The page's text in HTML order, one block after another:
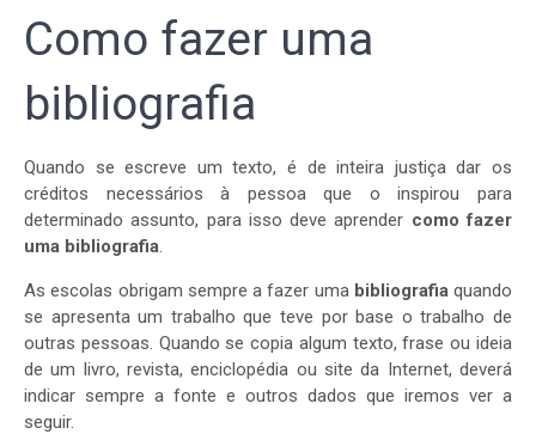
Como fazer uma
bibliografia
Quando se escreve um texto, é de inteira justiça dar os
créditos necessários à pessoa que o inspirou para
determinado assunto, para isso deve aprender como fazer
uma bibliografia.
As escolas obrigam sempre a fazer uma bibliografiaquando
se apresenta um trabalho que teve por base o trabalho de
outras pessoas. Quando se copia algum texto, frase ou ideia
de um livro, revista, enciclopédia ou site da Internet, deverá
indicar sempre a fonte e outros dados que iremos ver a
seguir.